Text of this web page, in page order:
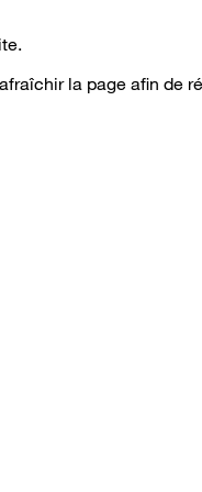
la page afin de